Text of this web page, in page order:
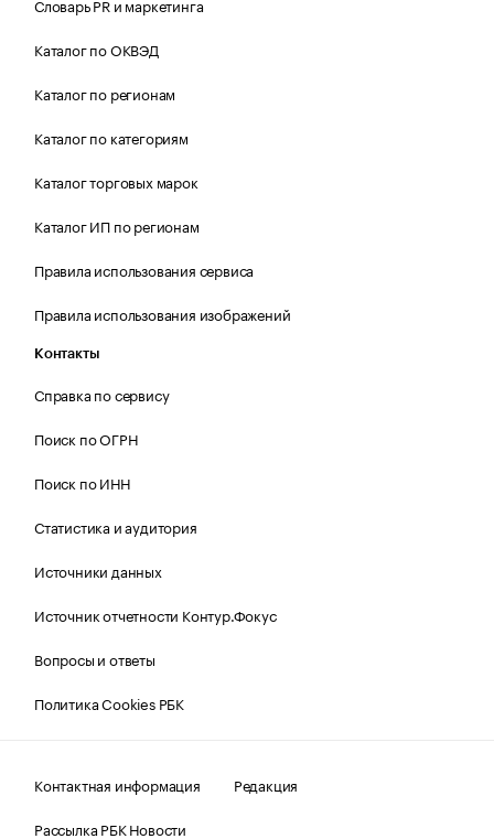
Словарь PR и маркетинга
Каталог по ОКВЭД
Каталог по регионам
Каталог по категориям
Каталог торговых марок
Каталог ИП по регионам
Правила использования сервиса
Правила использования изображений
Контакты
Справка по сервису
Поиск по ОГРН
Поиск по ИНН
Статистика и аудитория
Источники данных
Источник отчетности Контур.Фокус
Вопросы и ответы
Политика Cookies РБК
Контактная информация
Редакция
Рассылка РБК Новости